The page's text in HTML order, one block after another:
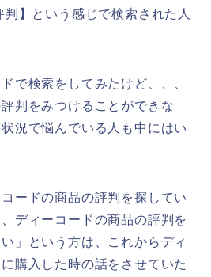
】という感じで検索された人
で検索をしてみたけど、、、
判をみつけることができな
況で悩んでいる人も中にはい
ードの商品の評判を探してい
ディーコードの商品の評判を
」という方は、これからディ
購入した時の話をさせていた